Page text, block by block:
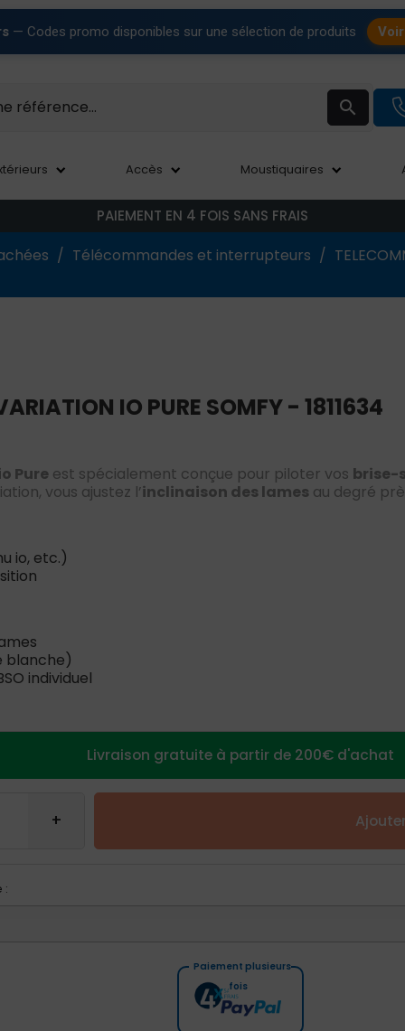
— Codes promo disponibles sur une sélection de produits

Accès Moustiquaires
PAIEMENT EN 4 FOIS SANS FRAIS
Télécommandes et interrupteurs
IO PURE SOMFY - 1811634
Pureest spécialement conçue pour piloter vos brise-
vous ajustez l’inclinaison des lamesau degré
io, etc.)
blanche)
individuel
Livraison gratuite à partir de 200€ d'achat
:
Paiement plusieurs
fois